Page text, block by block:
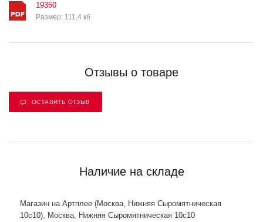
19350
Размер: 111,4 кб
Отзывы о товаре
ОСТАВИТЬ ОТЗЫВ
Наличие на складе
Магазин на Артплее (Москва, Нижняя Сыромятническая
10с10), Москва, Нижняя Сыромятническая 10с10